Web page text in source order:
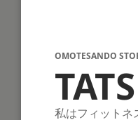
OMOTESANDO
私はフィットネ